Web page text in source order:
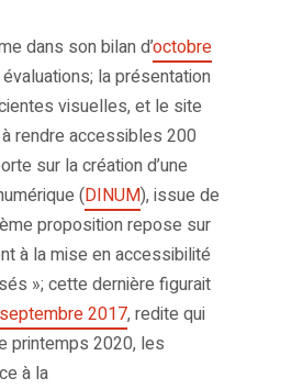
dans son bilan d’octobre
la présentation
visuelles, et le site
rendre accessibles 200
sur la création d’une
(DINUM), issue de
proposition repose sur
à la mise en accessibilité
»; cette dernière figurait
2017, redite qui
printemps 2020, les
à la